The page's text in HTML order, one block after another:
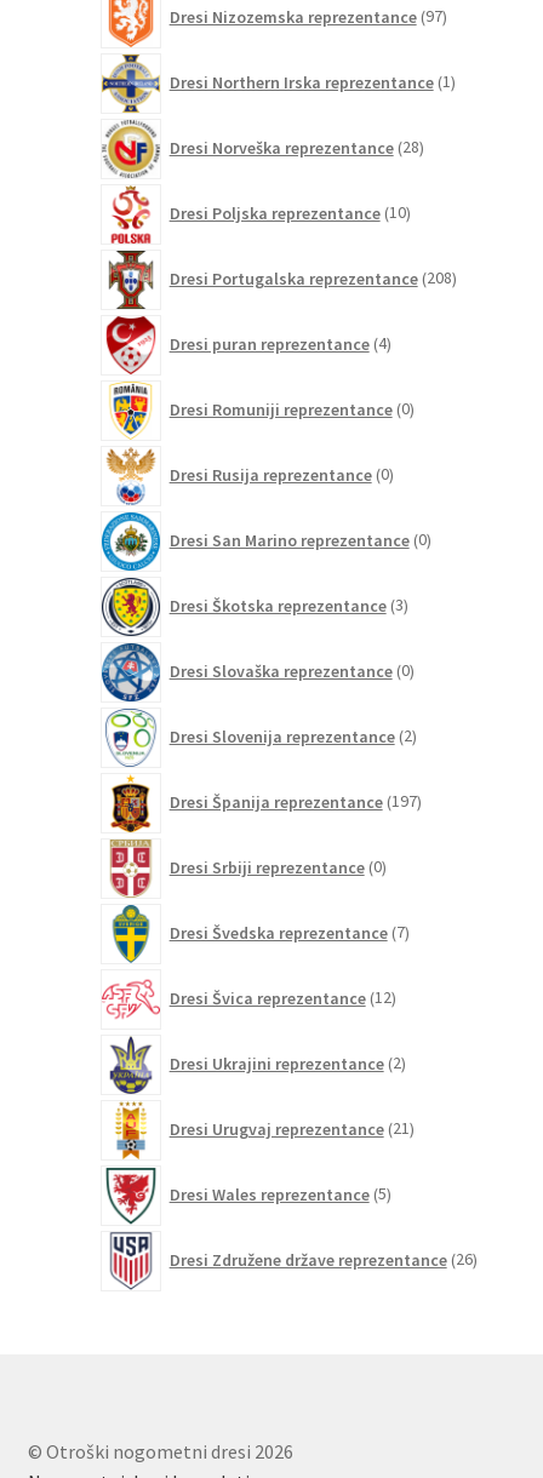
Dresi Nizozemska reprezentance 97izdelkov
Dresi Northern Irska reprezentance 1izdelek
Dresi Norveška reprezentance 28izdelkov
Dresi Poljska reprezentance 10izdelkov
Dresi Portugalska reprezentance 208izdelkov
Dresi puran reprezentance 4izdelki
Dresi Romuniji reprezentance 0izdelkov
Dresi Rusija reprezentance 0izdelkov
Dresi San Marino reprezentance 0izdelkov
Dresi Škotska reprezentance 3izdelki
Dresi Slovaška reprezentance 0izdelkov
Dresi Slovenija reprezentance 2izdelka
Dresi Španija reprezentance 197izdelkov
Dresi Srbiji reprezentance 0izdelkov
Dresi Švedska reprezentance 7izdelkov
Dresi Švica reprezentance 12izdelkov
Dresi Ukrajini reprezentance 2izdelka
Dresi Urugvaj reprezentance 21izdelkov
Dresi Wales reprezentance 5izdelkov
Dresi Združene države reprezentance 26izdelkov
© Otroški nogometni dresi 2026